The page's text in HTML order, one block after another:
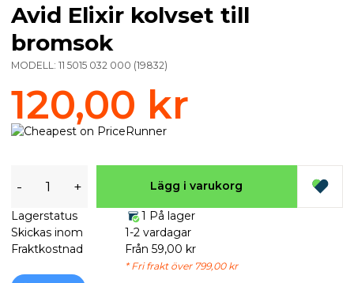
Avid Elixir kolvset till
bromsok
MODELL: 11 5015 032 000 (19832)
120,00 kr
- + Lägg i varukorg
Lagerstatus
1 På lager
Skickas inom
1-2 vardagar
Fraktkostnad
Från 59,00 kr
* Fri frakt över 799,00 kr